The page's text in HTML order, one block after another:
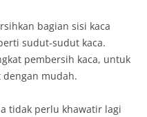
bagian sisi kaca
sudut-sudut kaca.
pembersih kaca, untuk
mudah.
tidak perlu khawatir lagi